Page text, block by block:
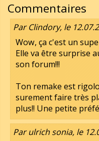
Commentaires
Par Clindory, le
Wow, ça c'est un
Elle va être surprise
son forum!!!
Ton remake est
surement faire très
plus!! Une petite
Par ulrich sonia, le